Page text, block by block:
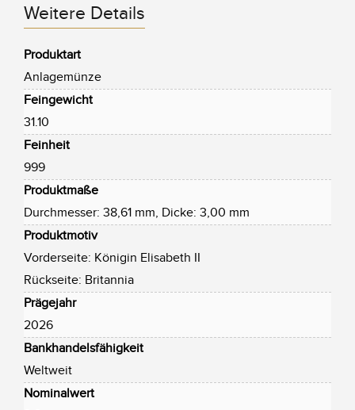
Weitere Details
Produktart
Anlagemünze
Feingewicht
31.10
Feinheit
999
Produktmaße
Durchmesser: 38,61 mm, Dicke: 3,00 mm
Produktmotiv
Vorderseite: Königin Elisabeth II
Rückseite: Britannia
Prägejahr
2026
Bankhandelsfähigkeit
Weltweit
Nominalwert